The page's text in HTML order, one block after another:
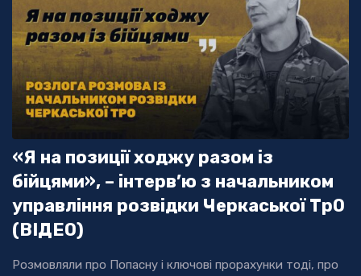
«Я на позиції ходжу разом із
бійцями», – інтерв’ю з начальником
управління розвідки Черкаської ТрО
(ВІДЕО)
Розмовляли про Попасну і ключові прорахунки тоді, про